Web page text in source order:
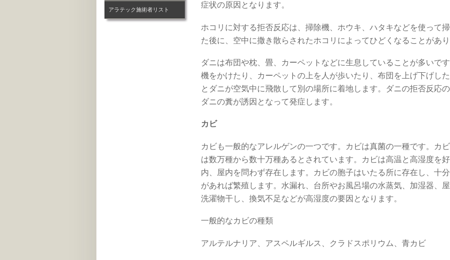
アラテック施術者リスト
症状の原因となります。
ホコリに対する拒否反応は、掃除機、ホウキ、ハタキなどを使って
た後に、空中に撒き散らされたホコリによってひどくなることがあ
ダニは布団や枕、畳、カーペットなどに生息していることが多いで
機をかけたり、カーペットの上を人が歩いたり、布団を上げ下げし
とダニが空気中に飛散して別の場所に着地します。ダニの拒否反応
ダニの糞が誘因となって発症します。
カビ
カビも一般的なアレルゲンの一つです。カビは真菌の一種です。カ
は数万種から数十万種あるとされています。カビは高温と高湿度を
内、屋内を問わず存在します。カビの胞子はいたる所に存在し、十
があれば繁殖します。水漏れ、台所やお風呂場の水蒸気、加湿器、
洗濯物干し、換気不足などが高湿度の要因となります。
一般的なカビの種類
アルテルナリア、アスペルギルス、クラドスポリウム、青カビ